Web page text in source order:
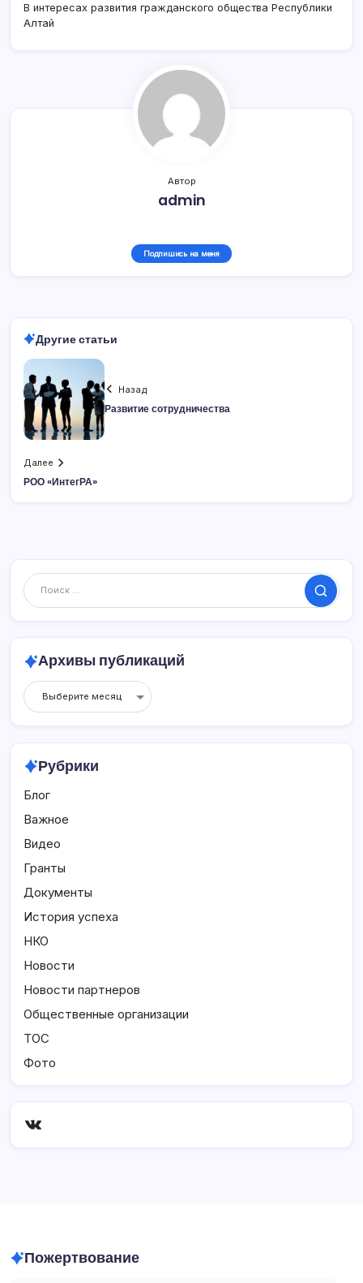
организаций
В интересах развития гражданского общества Республики
Алтай
Автор
admin
Подпишись на меня
Другие статьи
Назад
Развитие сотрудничества
Далее
РОО «ИнтегРА»
Поиск
Архивы публикаций
Архивы
публикаций
Рубрики
Блог
Важное
Видео
Гранты
Документы
История успеха
НКО
Новости
Новости партнеров
Общественные организации
ТОС
Фото
ВКонтакте
Пожертвование